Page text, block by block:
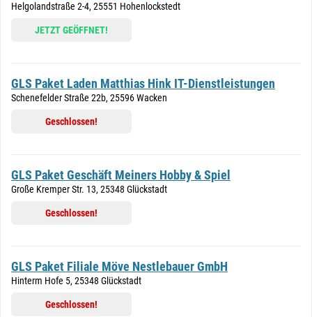
Helgolandstraße 2-4, 25551 Hohenlockstedt
JETZT GEÖFFNET!
GLS Paket Laden Matthias Hink IT-Dienstleistungen
Schenefelder Straße 22b, 25596 Wacken
Geschlossen!
GLS Paket Geschäft Meiners Hobby & Spiel
Große Kremper Str. 13, 25348 Glückstadt
Geschlossen!
GLS Paket Filiale Möve Nestlebauer GmbH
Hinterm Hofe 5, 25348 Glückstadt
Geschlossen!